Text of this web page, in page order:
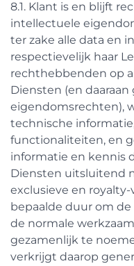
8.1. Klant is en blijft
intellectuele
ter zake alle data en
respectievelijk haar
rechthebbenden op
Diensten (en
eigendomsrechten),
technische
functionaliteiten, en
informatie en kennis
Diensten uitsluitend
exclusieve en
bepaalde duur om
de normale
gezamenlijk te
verkrijgt daarop